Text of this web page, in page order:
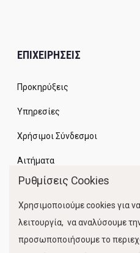
ΕΠΙΧΕΙΡΗΣΕΙΣ
Προκηρύξεις
Υπηρεσίες
Χρήσιμοι Σύνδεσμοι
Αιτήματα
Ρυθμίσεις Cookies
Χρησιμοποιούμε cookies για
λειτουργία, να αναλύσουμε
προσωποποιήσουμε το